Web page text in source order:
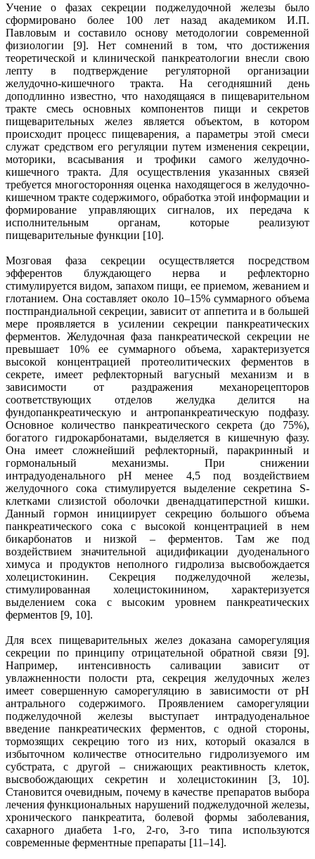
Учение о фазах секреции поджелудочной железы было
сформировано более 100 лет назад академиком И.П.
Павловым и составило основу методологии современной
физиологии [9]. Нет сомнений в том, что достижения
теоретической и клинической панкреатологии внесли свою
лепту в подтверждение регуляторной организации
желудочно-кишечного тракта. На сегодняшний день
доподлинно известно, что находящаяся в пищеварительном
тракте смесь основных компонентов пищи и секретов
пищеварительных желез является объектом, в котором
происходит процесс пищеварения, а параметры этой смеси
служат средством его регуляции путем изменения секреции,
моторики, всасывания и трофики самого желудочно-
кишечного тракта. Для осуществления указанных связей
требуется многосторонняя оценка находящегося в желудочно-
кишечном тракте содержимого, обработка этой информации и
формирование управляющих сигналов, их передача к
исполнительным органам, которые реализуют
пищеварительные функции [10].
Мозговая фаза секреции осуществляется посредством
эфферентов блуждающего нерва и рефлекторно
стимулируется видом, запахом пищи, ее приемом, жеванием и
глотанием. Она составляет около 10–15% суммарного объема
постпрандиальной секреции, зависит от аппетита и в большей
мере проявляется в усилении секреции панкреатических
ферментов. Желудочная фаза панкреатической секреции не
превышает 10% ее суммарного объема, характеризуется
высокой концентрацией протеолитических ферментов в
секрете, имеет рефлекторный вагусный механизм и в
зависимости от раздражения механорецепторов
соответствующих отделов желудка делится на
фундопанкреатическую и антропанкреатическую подфазу.
Основное количество панкреатического секрета (до 75%),
богатого гидрокарбонатами, выделяется в кишечную фазу.
Она имеет сложнейший рефлекторный, паракринный и
гормональный механизмы. При снижении
интрадуоденального рН менее 4,5 под воздействием
желудочного сока стимулируется выделение секретина S-
клетками слизистой оболочки двенадцатиперстной кишки.
Данный гормон инициирует секрецию большого объема
панкреатического сока с высокой концентрацией в нем
бикарбонатов и низкой – ферментов. Там же под
воздействием значительной ацидификации дуоденального
химуса и продуктов неполного гидролиза высвобождается
холецистокинин. Секреция поджелудочной железы,
стимулированная холецистокинином, характеризуется
выделением сока с высоким уровнем панкреатических
ферментов [9, 10].
Для всех пищеварительных желез доказана саморегуляция
секреции по принципу отрицательной обратной связи [9].
Например, интенсивность саливации зависит от
увлажненности полости рта, секреция желудочных желез
имеет совершенную саморегуляцию в зависимости от рН
антрального содержимого. Проявлением саморегуляции
поджелудочной железы выступает интрадуоденальное
введение панкреатических ферментов, с одной стороны,
тормозящих секрецию того из них, который оказался в
избыточном количестве относительно гидролизуемого им
субстрата, с другой – снижающих реактивность клеток,
высвобождающих секретин и холецистокинин [3, 10].
Становится очевидным, почему в качестве препаратов выбора
лечения функциональных нарушений поджелудочной железы,
хронического панкреатита, болевой формы заболевания,
сахарного диабета 1-го, 2-го, 3-го типа используются
современные ферментные препараты [11–14].